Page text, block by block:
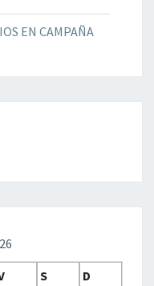
EN CAMPAÑA
S
D